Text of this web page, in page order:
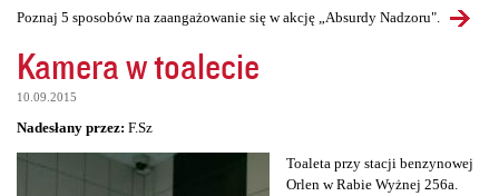
Poznaj 5 sposobów na zaangażowanie się w akcję „Absurdy Nadzoru".
Kamera w toalecie
10.09.2015
Nadesłany przez: F.Sz
Toaleta przy stacji benzynowej
Orlen w Rabie Wyżnej 256a.